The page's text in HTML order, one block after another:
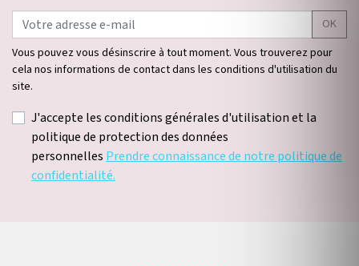
OK
Vous pouvez vous désinscrire à tout moment. Vous trouverez pour
cela nos informations de contact dans les conditions d'utilisation du
site.
J'accepte les conditions générales d'utilisation et la
politique de protection des données
personnellesPrendre connaissance de notre politique de
confidentialité.